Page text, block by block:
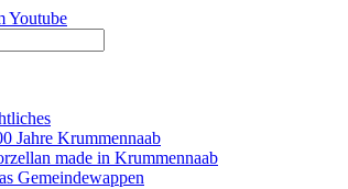
Youtube
Jahre Krummennaab
made in Krummennaab
Gemeindewappen